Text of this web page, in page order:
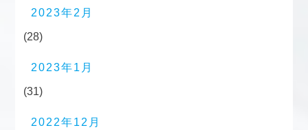
2023年2月
(28)
2023年1月
(31)
2022年12月